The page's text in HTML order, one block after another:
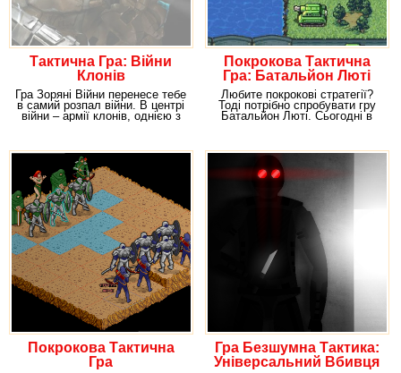
Тактична Гра: Війни
Клонів
Гра Зоряні Війни перенесе тебе
в самий розпал війни. В центрі
війни – армії клонів, однією з
Покрокова Тактична
Гра: Батальйон Люті
Любите покрокові стратегії?
Тоді потрібно спробувати гру
Батальйон Люті. Сьогодні в
Покрокова Тактична
Гра
Гра Безшумна Тактика:
Універсальний Вбивця